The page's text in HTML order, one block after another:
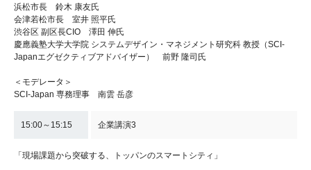
浜松市長 鈴木 康友氏
会津若松市長 室井 照平氏
渋谷区 副区長CIO 澤田 伸氏
慶應義塾大学大学院 システムデザイン・マネジメント研究科 教授（SCI-
Japanエグゼクティブアドバイザー） 前野 隆司氏
＜モデレータ＞
SCI-Japan 専務理事 南雲 岳彦
15:00～15:15 企業講演3
「現場課題から突破する、トッパンのスマートシティ」